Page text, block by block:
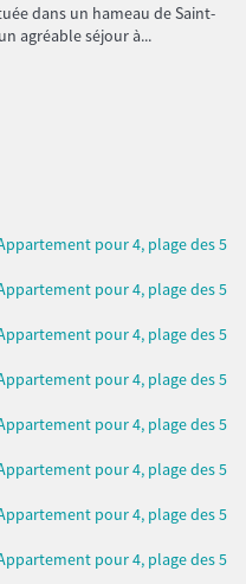
dans un hameau de Saint-
agréable séjour à...